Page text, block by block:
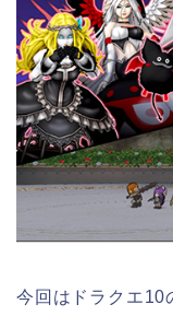
今回はドラクエ10